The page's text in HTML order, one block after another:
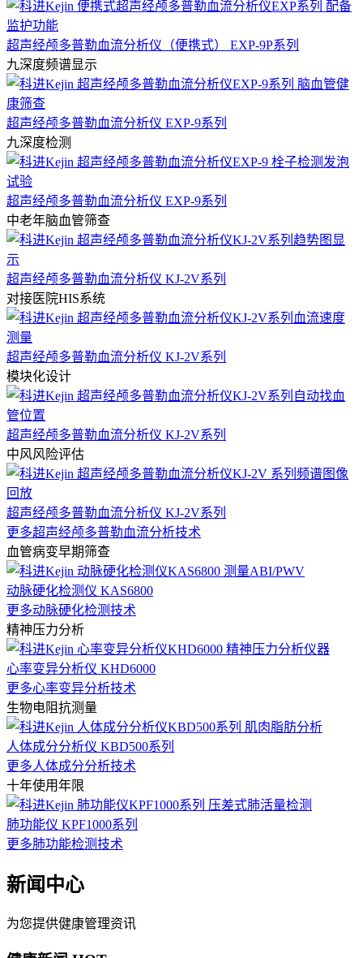
超声经颅多普勒血流分析仪（便携式） EXP-9P系列
九深度频谱显示
超声经颅多普勒血流分析仪 EXP-9系列
九深度检测
超声经颅多普勒血流分析仪 EXP-9系列
中老年脑血管筛查
超声经颅多普勒血流分析仪 KJ-2V系列
对接医院HIS系统
超声经颅多普勒血流分析仪 KJ-2V系列
模块化设计
超声经颅多普勒血流分析仪 KJ-2V系列
中风风险评估
超声经颅多普勒血流分析仪 KJ-2V系列
更多超声经颅多普勒血流分析技术
血管病变早期筛查
动脉硬化检测仪 KAS6800
更多动脉硬化检测技术
精神压力分析
心率变异分析仪 KHD6000
更多心率变异分析技术
生物电阻抗测量
人体成分分析仪 KBD500系列
更多人体成分分析技术
十年使用年限
肺功能仪 KPF1000系列
更多肺功能检测技术
新闻中心
为您提供健康管理资讯